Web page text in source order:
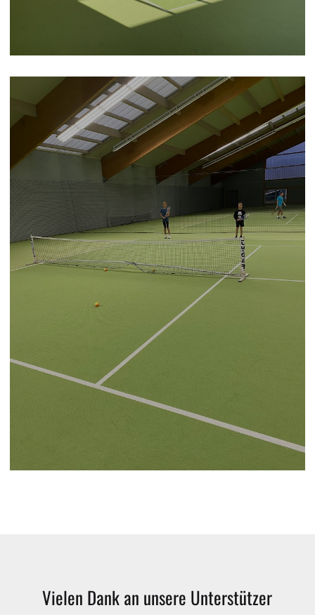
Vielen Dankan unsere Unterstützer
Jetzt Mitglied werden!